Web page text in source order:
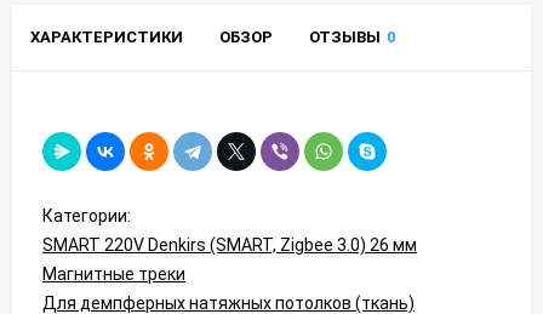
ХАРАКТЕРИСТИКИ ОБЗОР ОТЗЫВЫ 0
Категории:
SMART 220V Denkirs (SMART, Zigbee 3.0) 26 мм
Магнитные треки
Для демпферных натяжных потолков (ткань)